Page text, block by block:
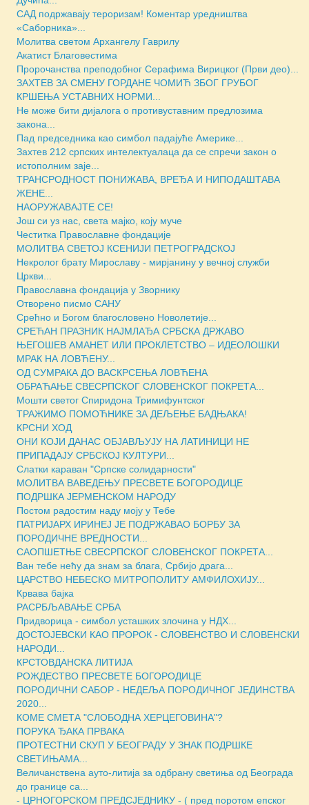
САД подржавају тероризам! Коментар уредништва
«Саборника»...
Молитва светом Архангелу Гаврилу
Акатист Благовестима
Пророчанства преподобног Серафима Вирицког (Први део)...
ЗАХТЕВ ЗА СМЕНУ ГОРДАНЕ ЧОМИЋ ЗБОГ ГРУБОГ
КРШЕЊА УСТАВНИХ НОРМИ...
Не може бити дијалога о противуставним предлозима
закона...
Пад председника као симбол падајуће Америке...
Захтев 212 српских интелектуалаца да се спречи закон о
истополним заје...
ТРАНСРОДНОСТ ПОНИЖАВА, ВРЕЂА И НИПОДАШТАВА
ЖЕНЕ...
НАОРУЖАВАЈТЕ СЕ!
Још си уз нас, света мајко, коју муче
Честитка Православне фондације
МОЛИТВА СВЕТОЈ КСЕНИЈИ ПЕТРОГРАДСКОЈ
Некролог брату Мирославу - мирјанину у вечној служби
Цркви...
Православна фондација у Зворнику
Отворено писмо САНУ
Срећно и Богом благословено Новолетије...
СРЕЋАН ПРАЗНИК НАЈМЛАЂА СРБСКА ДРЖАВО
ЊЕГОШЕВ АМАНЕТ ИЛИ ПРОКЛЕТСТВО – ИДЕОЛОШКИ
МРАК НА ЛОВЋЕНУ...
ОД СУМРАКА ДО ВАСКРСЕЊА ЛОВЋЕНА
ОБРАЋАЊЕ СВЕСРПСКОГ СЛОВЕНСКОГ ПОКРЕТА...
Мошти светог Спиридона Тримифунтског
ТРАЖИМО ПОМОЋНИКЕ ЗА ДЕЉЕЊЕ БАДЊАКА!
КРСНИ ХОД
ОНИ КОЈИ ДАНАС ОБЈАВЉУЈУ НА ЛАТИНИЦИ НЕ
ПРИПАДАЈУ СРБСКОЈ КУЛТУРИ...
Слатки караван "Српске солидарности"
МОЛИТВА ВАВЕДЕЊУ ПРЕСВЕТЕ БОГОРОДИЦЕ
ПОДРШКА ЈЕРМЕНСКОМ НАРОДУ
Постом радостим наду моју у Тебе
ПАТРИЈАРХ ИРИНЕЈ ЈЕ ПОДРЖАВАО БОРБУ ЗА
ПОРОДИЧНЕ ВРЕДНОСТИ...
САОПШЕТЊЕ СВЕСРПСКОГ СЛОВЕНСКОГ ПОКРЕТА...
Ван тебе нећу да знам за блага, Србијо драга...
ЦАРСТВО НЕБЕСКО МИТРОПОЛИТУ АМФИЛОХИЈУ...
Крвава бајка
РАСРБЉАВАЊЕ СРБА
Придворица - симбол усташких злочина у НДХ...
ДОСТОЈЕВСКИ КАО ПРОРОК - СЛОВЕНСТВО И СЛОВЕНСКИ
НАРОДИ...
КРСТОВДАНСКА ЛИТИЈА
РОЖДЕСТВО ПРЕСВЕТЕ БОГОРОДИЦЕ
ПОРОДИЧНИ САБОР - НЕДЕЉА ПОРОДИЧНОГ ЈЕДИНСТВА
2020...
КОМЕ СМЕТА "СЛОБОДНА ХЕРЦЕГОВИНА"?
ПОРУКА ЂАКА ПРВАКА
ПРОТЕСТНИ СКУП У БЕОГРАДУ У ЗНАК ПОДРШКЕ
СВЕТИЊАМА...
Величанствена ауто-литија за одбрану светиња од Београда
до границе са...
- ЦРНОГОРСКОМ ПРЕДСЈЕДНИКУ - ( пред поротом епског